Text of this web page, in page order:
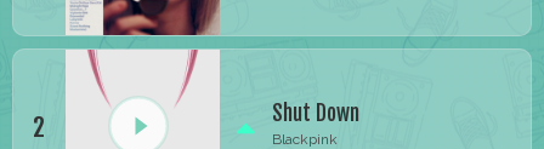
2 Shut Down
Blackpink